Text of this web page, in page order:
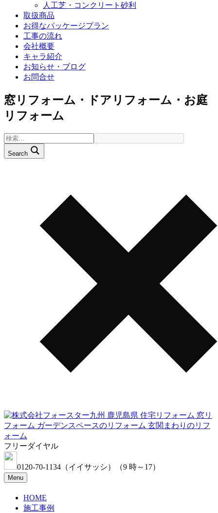
人工芝・コンクリート砂利
取扱商品
お得なパッケージプラン
工事の流れ
会社概要
キャラ紹介
お知らせ・ブログ
お問合せ
窓リフォーム・ドアリフォーム・お庭
リフォーム
Search
フリーダイヤル
0120-70-1134 （イイサッシ） （9 時～17）
Menu
HOME
施工事例